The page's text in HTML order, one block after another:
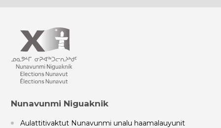
Nunavunmi Niguaknik
Aulattitivaktut Nunavunmi unalu haamalauyunit